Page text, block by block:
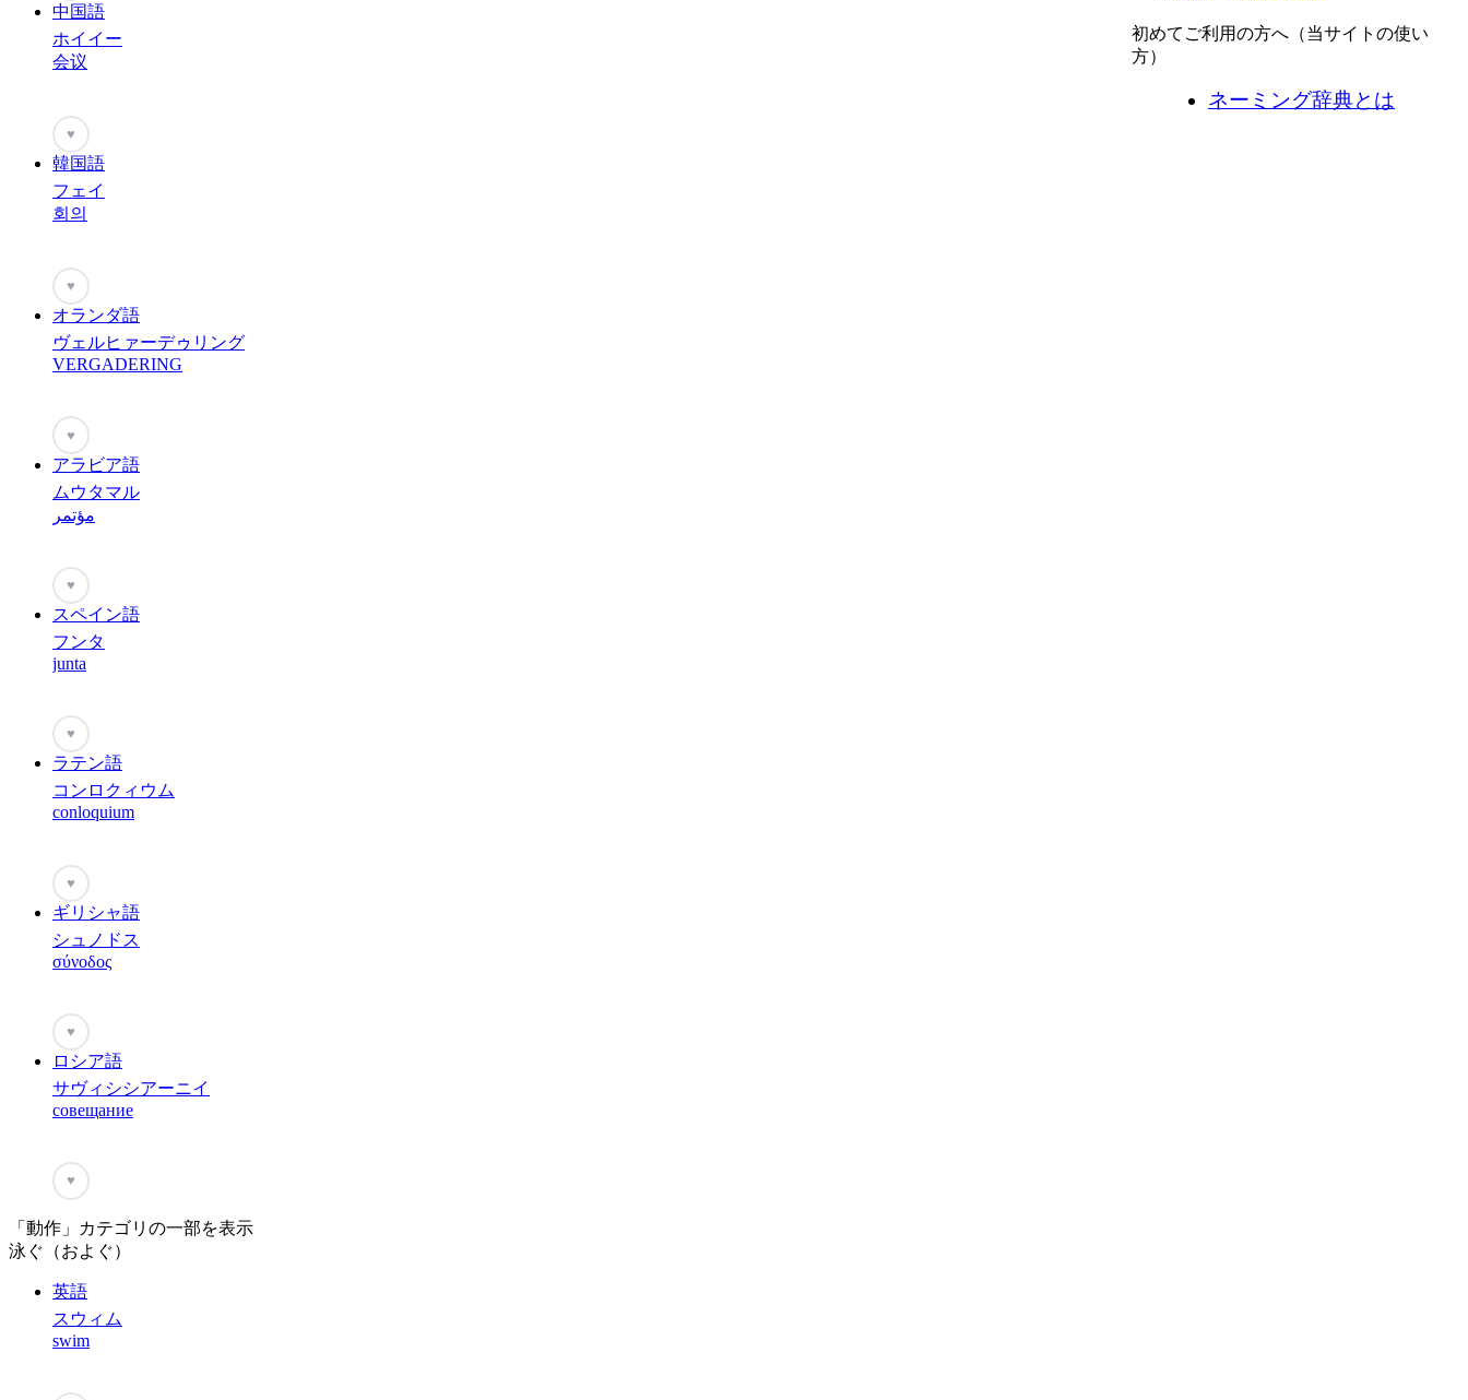
中国語
ホイイー
会议
♥
韓国語
フェイ
회의
♥
オランダ語
ヴェルヒァーデゥリング
VERGADERING
♥
アラビア語
ムウタマル
مؤتمر
♥
スペイン語
フンタ
junta
♥
ラテン語
コンロクィウム
conloquium
♥
ギリシャ語
シュノドス
σύνοδος
♥
ロシア語
サヴィシシアーニイ
совещание
♥
「動作」カテゴリの一部を表示
泳ぐ（およぐ）
英語
スウィム
swim
初めてご利用の方へ（当サイトの使い
方）
ネーミング辞典とは